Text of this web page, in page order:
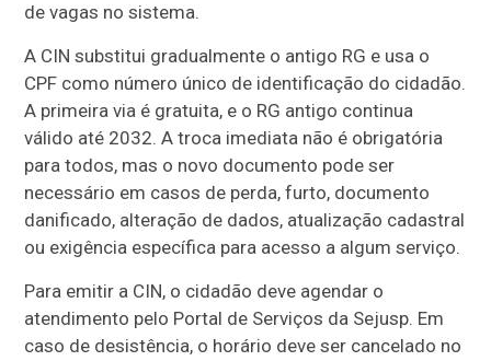
de vagas no sistema.
A CIN substitui gradualmente o antigo RG e usa o
CPF como número único de identificação do cidadão.
A primeira via é gratuita, e o RG antigo continua
válido até 2032. A troca imediata não é obrigatória
para todos, mas o novo documento pode ser
necessário em casos de perda, furto, documento
danificado, alteração de dados, atualização cadastral
ou exigência específica para acesso a algum serviço.
Para emitir a CIN, o cidadão deve agendar o
atendimento pelo Portal de Serviços da Sejusp. Em
caso de desistência, o horário deve ser cancelado no